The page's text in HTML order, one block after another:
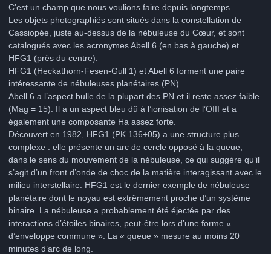
C’est un champ que nous voulions faire depuis longtemps...
Les objets photographiés sont situés dans la constellation de
Cassiopée, juste au-dessus de la nébuleuse du Cœur, et sont
catalogués avec les acronymes Abell 6 (en bas à gauche) et
HFG1 (près du centre).
HFG1 (Heckathorn-Fesen-Gull 1) et Abell 6 forment une paire
intéressante de nébuleuses planétaires (PN).
Abell 6 a l’aspect bulle de la plupart des PN et il reste assez faible
(Mag = 15). Il a un aspect bleu dû à l’ionisation de l’OIII et a
également une composante Ha assez forte.
Découvert en 1982, HFG1 (PK 136+05) a une structure plus
complexe : elle présente un arc de cercle opposé à la queue,
dans le sens du mouvement de la nébuleuse, ce qui suggère qu’il
s’agit d’un front d’onde de choc de la matière interagissant avec le
milieu interstellaire. HFG1 est le dernier exemple de nébuleuse
planétaire dont le noyau est extrêmement proche d’un système
binaire. La nébuleuse a probablement été éjectée par des
interactions d’étoiles binaires, peut-être lors d’une forme «
d’enveloppe commune ». La « queue » mesure au moins 20
minutes d’arc de long.